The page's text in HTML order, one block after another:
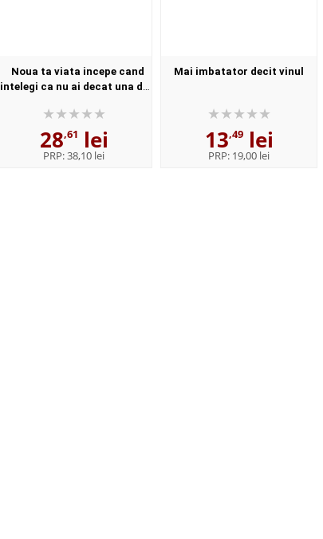
Noua ta viata incepe cand
intelegi ca nu ai decat una de
28,61 lei
PRP:38,10 lei
Mai imbatator decit vinul
13,49lei
PRP: 19,00 lei